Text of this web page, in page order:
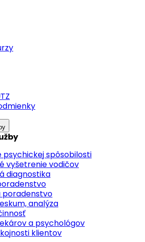
psychickej spôsobilosti
vyšetrenie vodičov
diagnostika
poradenstvo
analýza
a psychológov
klientov